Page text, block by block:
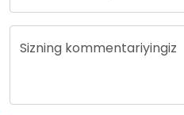
Sizning kommentariyingiz